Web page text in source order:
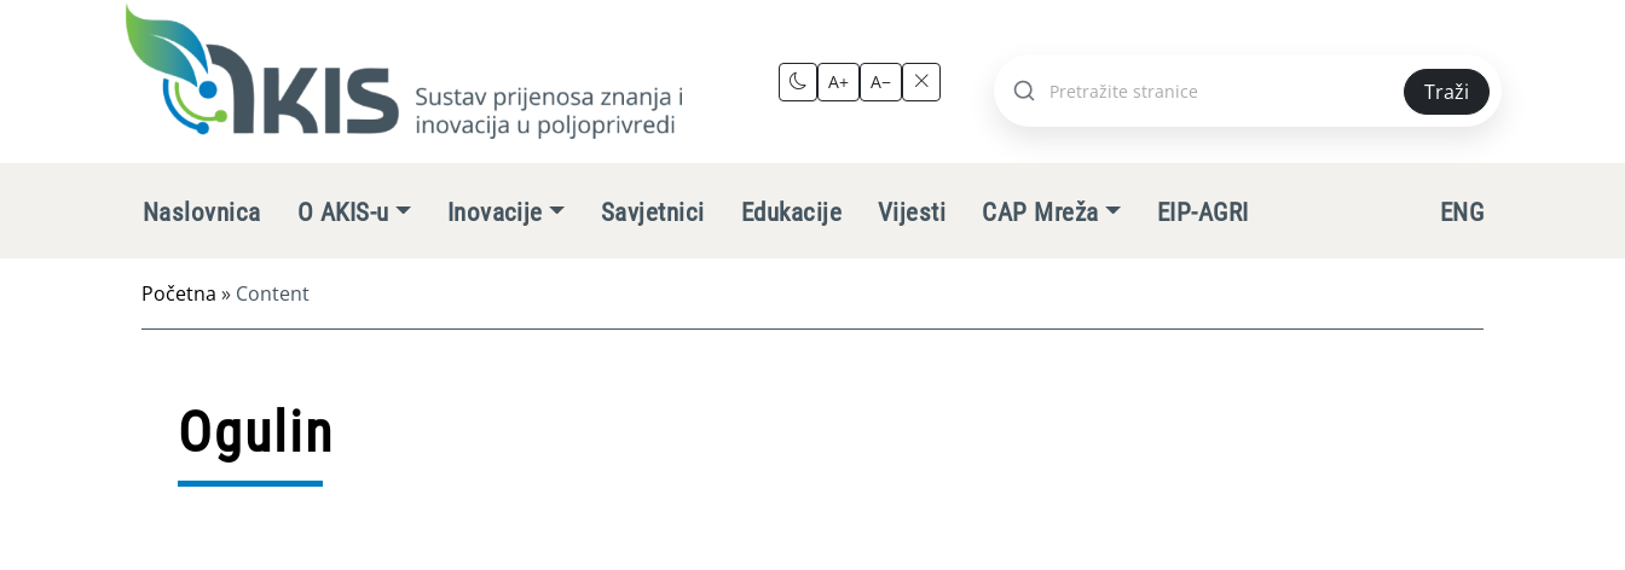
A+ A−
Pretraži
Traži
Naslovnica O AKIS-u Inovacije Savjetnici Edukacije Vijesti CAP Mreža EIP-AGRI ENG
Početna » Content
Ogulin